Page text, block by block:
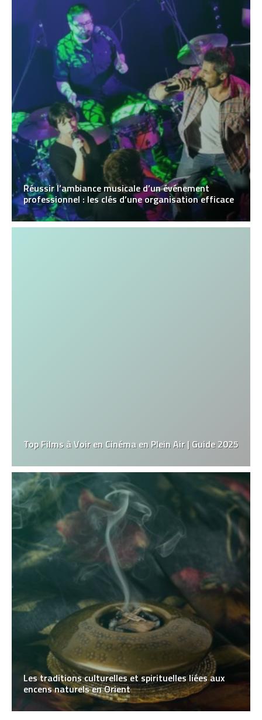
Réussir l’ambiance musicale d’un événement
professionnel : les clés d’une organisation efficace
Top Films à Voir en Cinéma en Plein Air | Guide 2025
Les traditions culturelles et spirituelles liées aux
encens naturels en Orient